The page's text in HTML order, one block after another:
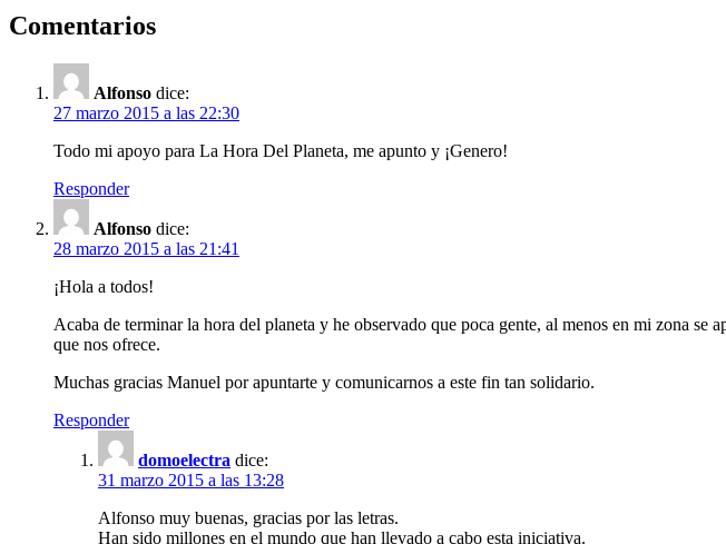
Comentarios
Alfonso dice:
27 marzo 2015 a las 22:30
Todo mi apoyo para La Hora Del Planeta, me apunto y ¡Genero!
Responder
Alfonso dice:
28 marzo 2015 a las 21:41
¡Hola a todos!
Acaba de terminar la hora del planeta y he observado que poca gente, al menos en mi zona
que nos ofrece.
Muchas gracias Manuel por apuntarte y comunicarnos a este fin tan solidario.
Responder
domoelectra dice:
31 marzo 2015 a las 13:28
Alfonso muy buenas, gracias por las letras.
Han sido millones en el mundo que han llevado a cabo esta iniciativa.